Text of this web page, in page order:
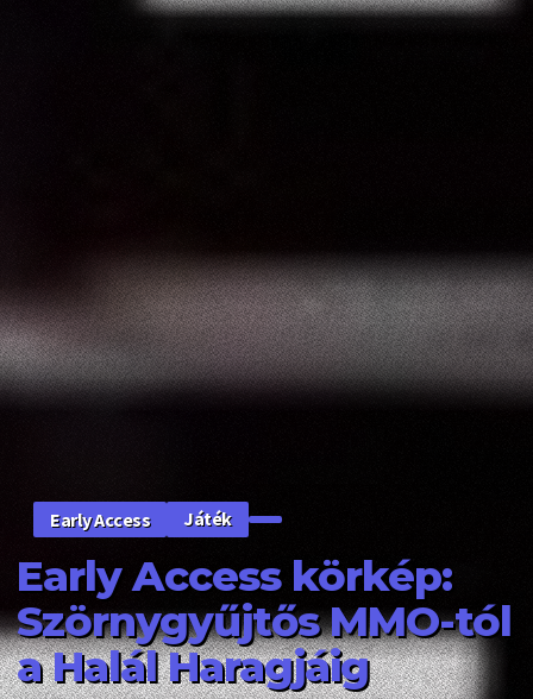
Early Access Játék
Early Access körkép:
Szörnygyűjtős MMO-tól
a Halál Haragjáig